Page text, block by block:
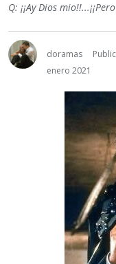
Q: ¡¡Ay Dios
doramas
enero 2021